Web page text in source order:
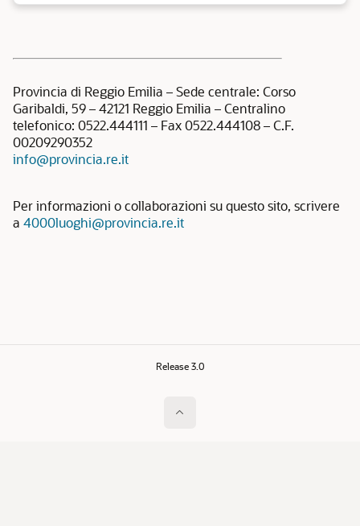
Provincia di Reggio Emilia – Sede centrale: Corso
Garibaldi, 59 – 42121 Reggio Emilia – Centralino
telefonico: 0522.444111 – Fax 0522.444108 – C.F.
00209290352
info@provincia.re.it
Per informazioni o collaborazioni su questo sito, scrivere
a 4000luoghi@provincia.re.it
Release 3.0